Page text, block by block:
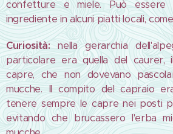
confetture e miele. Può essere
ingrediente in alcuni piatti locali,
Curiosità:nella gerarchia
particolare era quella del caurer,
capre, che non dovevano
mucche. Il compito del capraio
tenere sempre le capre nei posti
evitando che brucassero l'erba